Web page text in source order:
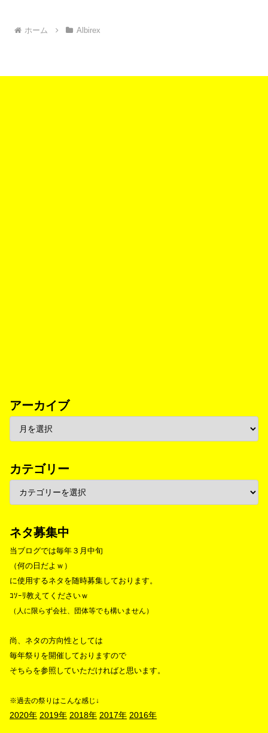
ホーム Albirex
アーカイブ
カテゴリー
ネタ募集中
当ブログでは毎年３月中旬
（何の日だよｗ）
に使用するネタを随時募集しております。
ｺｿｰﾘ教えてくださいｗ
（人に限らず会社、団体等でも構いません）
尚、ネタの方向性としては
毎年祭りを開催しておりますので
そちらを参照していただければと思います。
※過去の祭りはこんな感じ↓
2020年 2019年 2018年 2017年 2016年